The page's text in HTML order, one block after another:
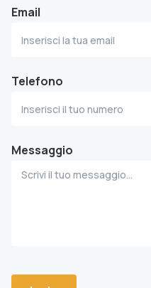
Email
Telefono
Messaggio